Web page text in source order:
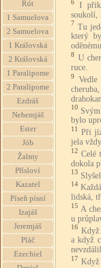
Rút
1 Samuelova
2 Samuelova
1 Královská
2 Královská
1 Paralipome
2 Paralipome
Ezdráš
Nehemjáš
Ester
Jób
Žalmy
Přísloví
Kazatel
Píseň písní
Izajáš
Jeremjáš
Pláč
Ezechiel
6
I
soukolí,
7 Tu
který
8 U
ruce.
9
10
bylo
11 Při
jela
12 Celé
dokola
13
14
lidská,
15 A
u
16 Když
a když
17 Když